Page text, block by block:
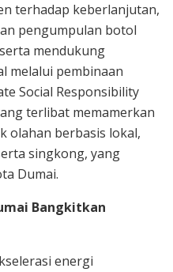
terhadap keberlanjutan,
pengumpulan botol
mendukung
melalui pembinaan
Social Responsibility
terlibat memamerkan
olahan berbasis lokal,
singkong, yang
Dumai.
Bangkitkan
energi